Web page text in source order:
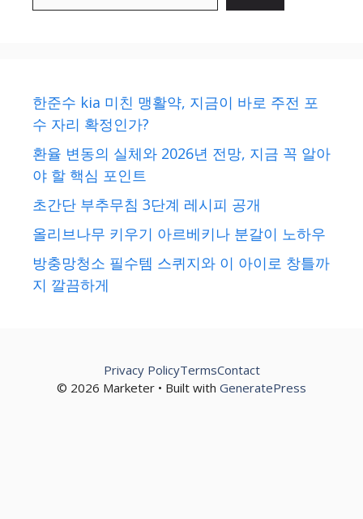
한준수 kia 미친 맹활약, 지금이 바로 주전 포
수 자리 확정인가?
환율 변동의 실체와 2026년 전망, 지금 꼭 알아
야 할 핵심 포인트
초간단 부추무침 3단계 레시피 공개
올리브나무 키우기 아르베키나 분갈이 노하우
방충망청소 필수템 스퀴지와 이 아이로 창틀까
지 깔끔하게
© 2026 Marketer • Built with GeneratePress
Privacy PolicyTermsContact